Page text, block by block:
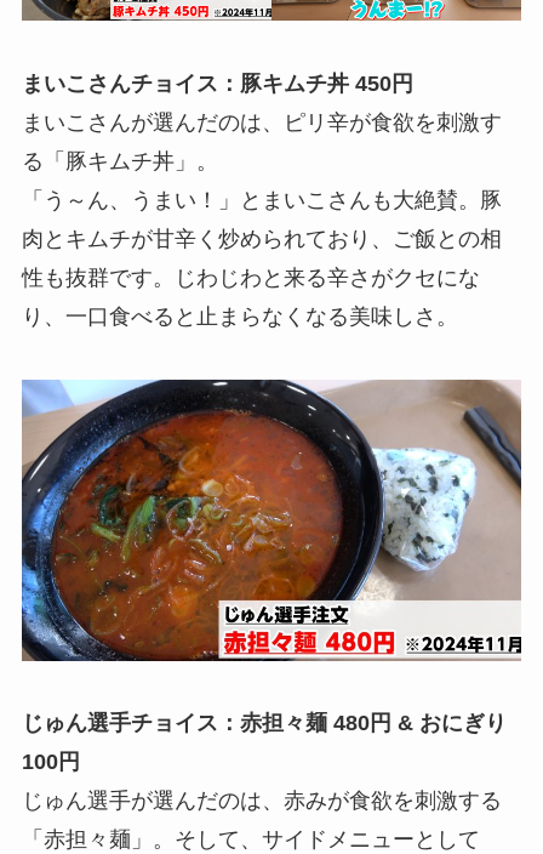
まいこさんチョイス：豚キムチ丼 450円
まいこさんが選んだのは、ピリ辛が食欲を刺激す
る「豚キムチ丼」。
「う～ん、うまい！」とまいこさんも大絶賛。豚
肉とキムチが甘辛く炒められており、ご飯との相
性も抜群です。じわじわと来る辛さがクセにな
り、一口食べると止まらなくなる美味しさ。
じゅん選手チョイス：赤担々麺 480円 & おにぎり
100円
じゅん選手が選んだのは、赤みが食欲を刺激する
「赤担々麺」。そして、サイドメニューとして